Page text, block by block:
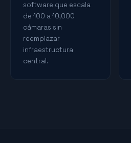
software que escala
de 100 a 10,000
cámaras sin
reemplazar
infraestructura
central.